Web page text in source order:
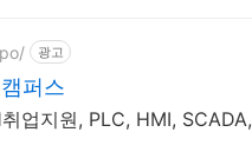
광고
퍼스
업지원, PLC, HMI,